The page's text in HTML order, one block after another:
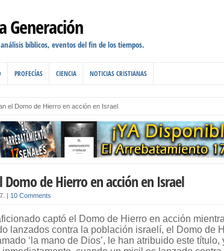
Generación
bíblicos, eventos del fin de los tiempos.
PROFECÍAS CIENCIA NOTICIAS CRISTIANAS
el Domo de Hierro en acción en Israel
Domo de Hierro en acción en Israel
| 10 Comments
captó el Domo de Hierro en acción
lanzados contra la población israelí, el Domo de
‘la mano de Dios’, le han atribuido este título,